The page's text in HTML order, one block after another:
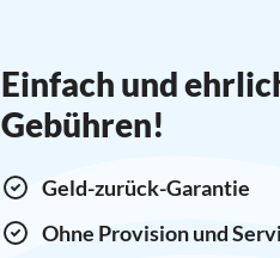
Einfach und
Gebühren!
Geld-zurück-Garantie
Ohne Provision und